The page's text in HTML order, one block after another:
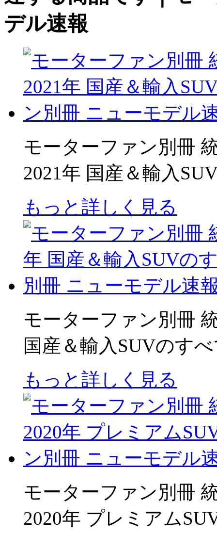
モーターファン別冊
2021年 国産＆輸入
もっと詳しく見る
モーターファン別冊
国産＆輸入SUVのす
もっと詳しく見る
モーターファン別冊
2020年 プレミアム